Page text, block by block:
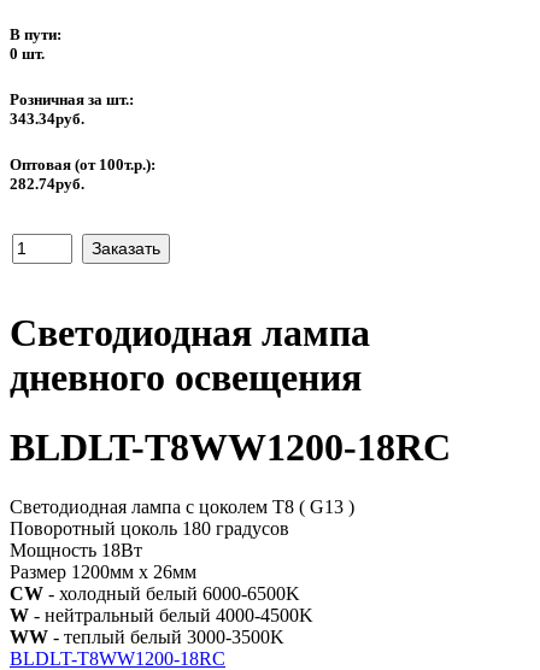
В пути:
0 шт.
Розничная за шт.:
343.34руб.
Оптовая (от 100т.р.):
282.74руб.
Светодиодная лампа
дневного освещения
BLDLT-T8WW1200-18RC
Светодиодная лампа с цоколем T8 ( G13 )
Поворотный цоколь 180 градусов
Мощность 18Вт
Размер 1200мм х 26мм
CW - холодный белый 6000-6500K
W - нейтральный белый 4000-4500K
WW - теплый белый 3000-3500K
BLDLT-T8WW1200-18RC